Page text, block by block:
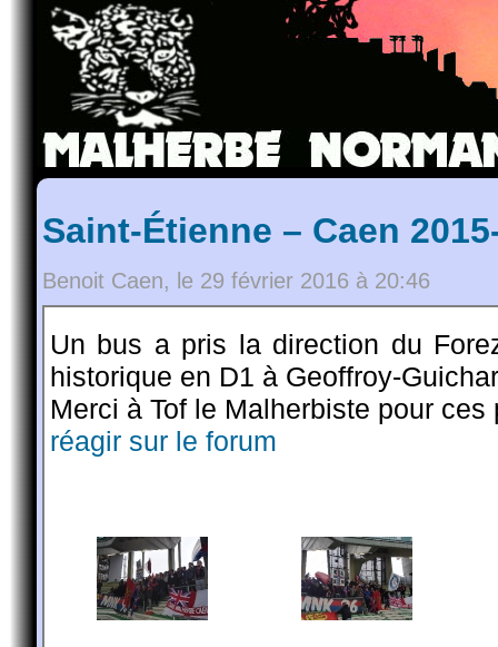
Saint-Étienne – Caen
Benoit Caen, le 29 février 2016 à 20:46
Un bus a pris la direction du
historique en D1 à Geoffroy-
Merci à Tof le Malherbiste pour ces
réagir sur le forum